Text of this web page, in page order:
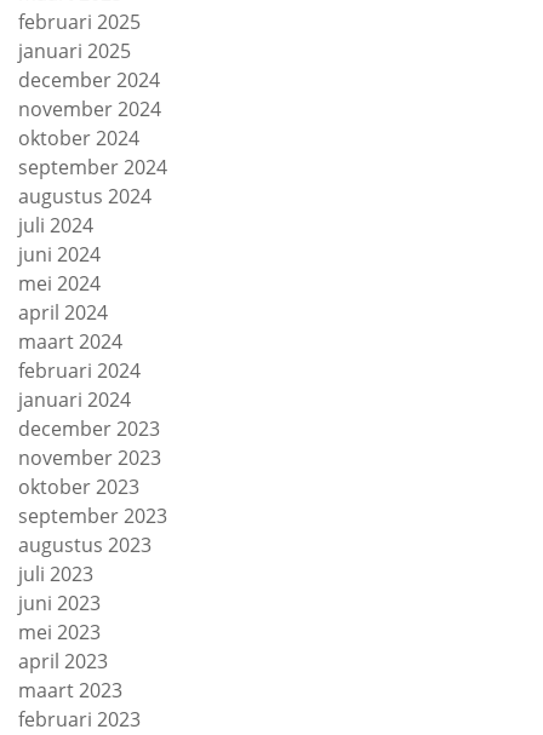
februari 2025
januari 2025
december 2024
november 2024
oktober 2024
september 2024
augustus 2024
juli 2024
juni 2024
mei 2024
april 2024
maart 2024
februari 2024
januari 2024
december 2023
november 2023
oktober 2023
september 2023
augustus 2023
juli 2023
juni 2023
mei 2023
april 2023
maart 2023
februari 2023